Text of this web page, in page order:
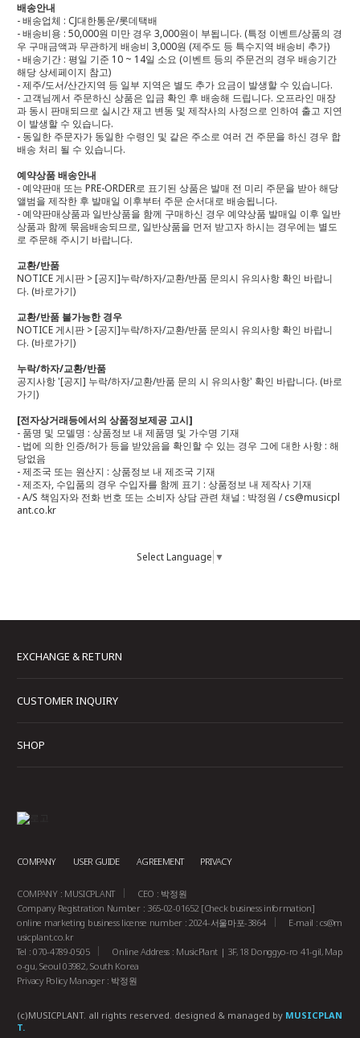
배송안내
- 배송업체 : CJ대한통운/롯데택배
- 배송비용 : 50,000원 미만 경우 3,000원이 부됩니다. (특정 이벤트/상품의 경
우 구매금액과 무관하게 배송비 3,000원 (제주도 등 특수지역 배송비 추가)
- 배송기간 : 평일 기준 10 ~ 14일 소요 (이벤트 등의 주문건의 경우 배송기간
해당 상세페이지 참고)
- 제주/도서/산간지역 등 일부 지역은 별도 추가 요금이 발생할 수 있습니다.
- 고객님께서 주문하신 상품은 입금 확인 후 배송해 드립니다. 오프라인 매장
과 동시 판매되므로 실시간 재고 변동 및 제작사의 사정으로 인하여 출고 지연
이 발생할 수 있습니다.
- 동일한 주문자가 동일한 수령인 및 같은 주소로 여러 건 주문을 하신 경우 합
배송 처리 될 수 있습니다.
예약상품 배송안내
- 예약판매 또는 PRE-ORDER로 표기된 상품은 발매 전 미리 주문을 받아 해당
앨범을 제작한 후 발매일 이후부터 주문 순서대로 배송됩니다.
- 예약판매상품과 일반상품을 함께 구매하신 경우 예약상품 발매일 이후 일반
상품과 함께 묶음배송되므로, 일반상품을 먼저 받고자 하시는 경우에는 별도
로 주문해 주시기 바랍니다.
교환/반품
NOTICE 게시판 > [공지]누락/하자/교환/반품 문의시 유의사항 확인 바랍니
다. (바로가기)
교환/반품 불가능한 경우
NOTICE 게시판 > [공지]누락/하자/교환/반품 문의시 유의사항 확인 바랍니
다. (바로가기)
누락/하자/교환/반품
공지사항 '[공지] 누락/하자/교환/반품 문의 시 유의사항' 확인 바랍니다. (바로
가기)
[전자상거래등에서의 상품정보제공 고시]
- 품명 및 모델명 : 상품정보 내 제품명 및 가수명 기재
- 법에 의한 인증/허가 등을 받았음을 확인할 수 있는 경우 그에 대한 사항 : 해
당없음
- 제조국 또는 원산지 : 상품정보 내 제조국 기재
- 제조자, 수입품의 경우 수입자를 함께 표기 : 상품정보 내 제작사 기재
- A/S 책임자와 전화 번호 또는 소비자 상담 관련 채널 : 박정원 / cs@musicpl
ant.co.kr
Select Language ▼
EXCHANGE & RETURN
CUSTOMER INQUIRY
SHOP
COMPANY USER GUIDE AGREEMENT PRIVACY
COMPANY : MUSICPLANT
CEO : 박정원
Company Registration Number : 365-02-01652 [Check business information]
online marketing business license number : 2024-서울마포-3864
E-mail :cs@m
usicplant.co.kr
Tel : 070-4789-0505
Online Address : MusicPlant | 3F, 18 Donggyo-ro 41-gil, Map
o-gu, Seoul 03982, South Korea
Privacy Policy Manager : 박정원
(c)MUSICPLANT. all rights reserved. designed & managed by MUSICPLAN
T.